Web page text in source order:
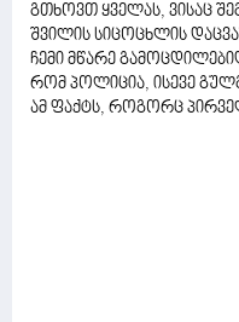
გთხოვთ ყველას, ვისაც
შვილის სიცოცხლის
ჩემი მწარე
რომ პოლიცია, ისევე
ამ ფაქტს, როგორც